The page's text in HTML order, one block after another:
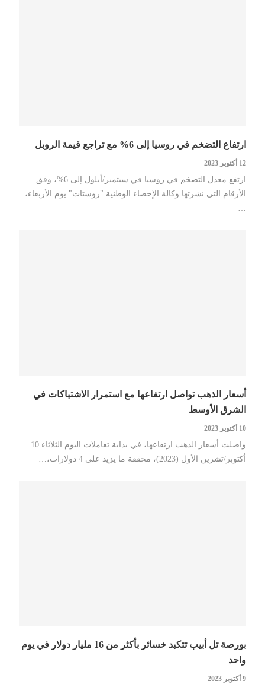
ارتفاع التضخم في روسيا إلى 6% مع تراجع قيمة الروبل
12 أكتوبر 2023
ارتفع معدل التضخم في روسيا في سبتمبر/أيلول إلى 6%، وفق
الأرقام التي نشرتها وكالة الإحصاء الوطنية "روستات" يوم الأربعاء،
أسعار الذهب تواصل ارتفاعها مع استمرار الاشتباكات في
الشرق الأوسط
10 أكتوبر 2023
واصلت أسعار الذهب ارتفاعها، في بداية تعاملات اليوم الثلاثاء 10
أكتوبر/تشرين الأول (2023)، محققة ما يزيد على 4 دولارات،…
بورصة تل أبيب تتكبد خسائر بأكثر من 16 مليار دولار في يوم
واحد
9 أكتوبر 2023